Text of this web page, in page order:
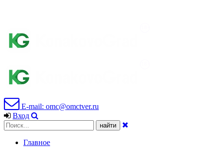
E-mail: omc@omctver.ru
Вход
Главное